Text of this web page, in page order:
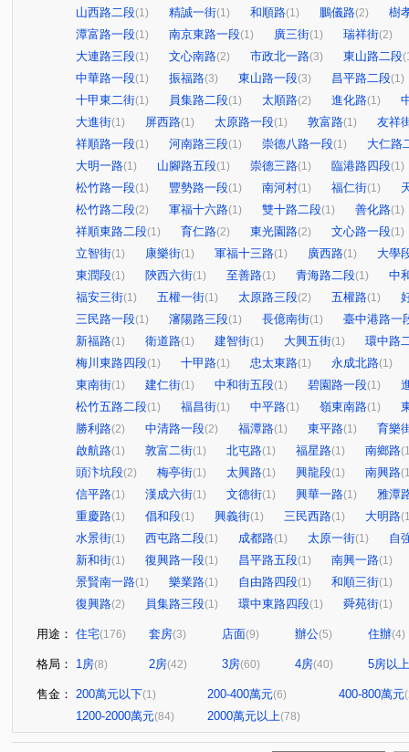
山西路二段(1) 精誠一街(1) 和順路(1) 鵬儀路(2)
樹
潭富路一段(1) 南京東路一段(1) 廣三街(1) 瑞祥街(2)
大連路三段(1) 文心南路(2) 市政北一路(3) 東山路二段
中華路一段(1) 振福路(3) 東山路一段(3) 昌平路二段(1)
十甲東二街(1) 員集路二段(1) 太順路(2) 進化路(1)
大進街(1) 屏西路(1) 太原路一段(1) 敦富路(1)
友祥
祥順路一段(1) 河南路三段(1) 崇德八路一段(1)
大仁路
大明一路(1) 山腳路五段(1) 崇德三路(1) 臨港路四段(1)
松竹路一段(1) 豐勢路一段(1) 南河村(1) 福仁街(1)
松竹路二段(2) 軍福十六路(1) 雙十路二段(1) 善化路(1)
祥順東路二段(1) 育仁路(2) 東光園路(2) 文心路一段(1)
立智街(1) 康樂街(1) 軍福十三路(1) 廣西路(1)
大學
東潤段(1) 陝西六街(1) 至善路(1) 青海路二段(1)
中
福安三街(1) 五權一街(1) 太原路三段(2) 五權路(1)
三民路一段(1) 瀋陽路三段(1) 長億南街(1)
臺中港路一
新福路(1) 衛道路(1) 建智街(1) 大興五街(1)
環中路
梅川東路四段(1) 十甲路(1) 忠太東路(1) 永成北路(1)
東南街(1) 建仁街(1) 中和街五段(1) 碧園路一段(1)
松竹五路二段(1) 福昌街(1) 中平路(1) 嶺東南路(1)
勝利路(2) 中清路一段(2) 福潭路(1) 東平路(1)
育樂
啟航路(1) 敦富二街(1) 北屯路(1) 福星路(1) 南鄉路
頭汴坑段(2) 梅亭街(1) 太興路(1) 興龍段(1) 南興路
信平路(1) 漢成六街(1) 文德街(1) 興華一路(1)
雅潭
重慶路(1) 倡和段(1) 興義街(1) 三民西路(1) 大明路
水景街(1) 西屯路二段(1) 成都路(1) 太原一街(1)
自
新和街(1) 復興路一段(1) 昌平路五段(1) 南興一路(1)
景賢南一路(1) 樂業路(1) 自由路四段(1) 和順三街(1)
復興路(2) 員集路三段(1) 環中東路四段(1) 舜苑街(1)
用途： 住宅(176) 套房(3) 店面(9) 辦公(5) 住辦(4)
格局： 1房(8) 2房(42) 3房(60) 4房(40) 5房以上
售金： 200萬元以下(1) 200-400萬元(6) 400-800萬元
1200-2000萬元(84) 2000萬元以上(78)